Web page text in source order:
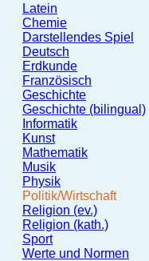
Latein
Chemie
Darstellendes Spiel
Deutsch
Erdkunde
Französisch
Geschichte
Geschichte (bilingual)
Informatik
Kunst
Mathematik
Musik
Physik
Politik/Wirtschaft
Religion (ev.)
Religion (kath.)
Sport
Werte und Normen